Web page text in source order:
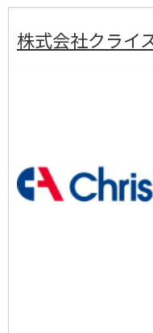
株式会社クライ